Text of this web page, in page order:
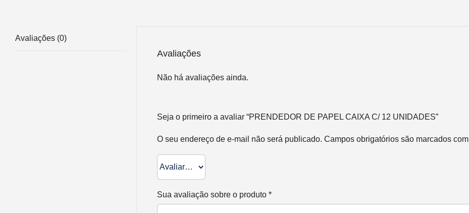
Avaliações (0)
Avaliações
Não há avaliações ainda.
Seja o primeiro a avaliar “PRENDEDOR DE PAPEL CAIXA C/ 12 UNIDADES”
O seu endereço de e-mail não será publicado. Campos obrigatórios são marcados com
Sua avaliação sobre o produto *